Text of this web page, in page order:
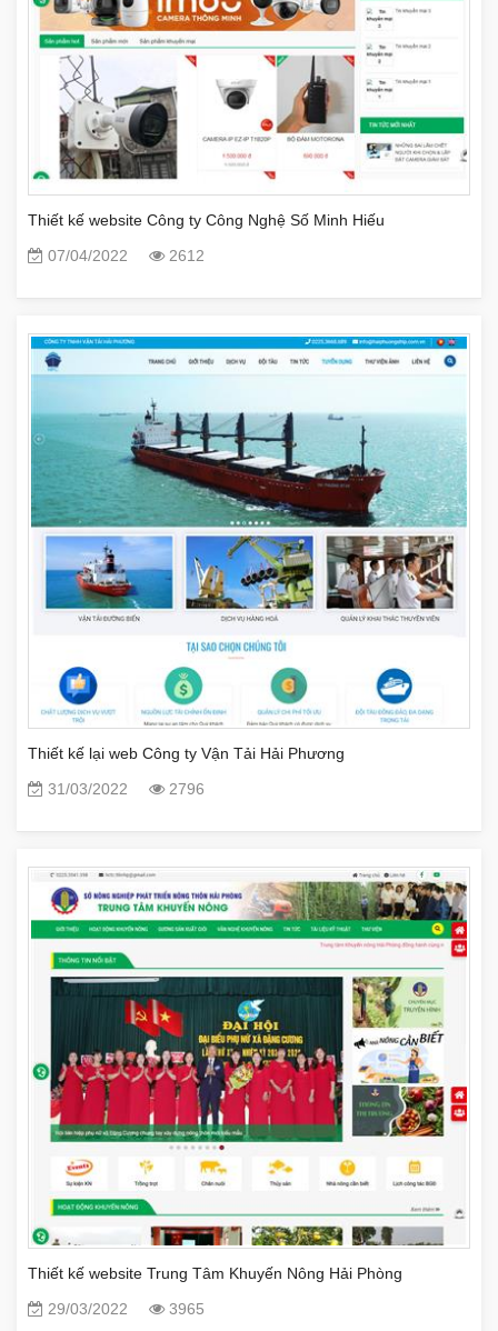
Thiết kế website Công ty Công Nghệ Số Minh Hiếu
07/04/2022
2612
Thiết kế lại web Công ty Vận Tải Hải Phương
31/03/2022
2796
Thiết kế website Trung Tâm Khuyến Nông Hải Phòng
29/03/2022
3965